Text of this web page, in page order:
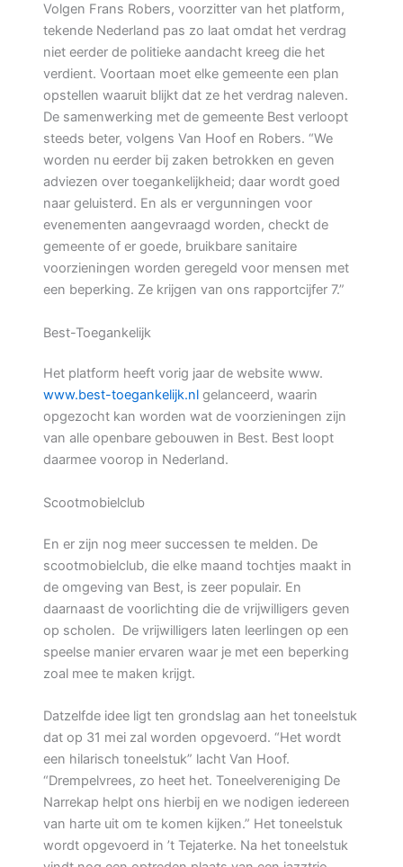
Volgen Frans Robers, voorzitter van het platform,
tekende Nederland pas zo laat omdat het verdrag
niet eerder de politieke aandacht kreeg die het
verdient. Voortaan moet elke gemeente een plan
opstellen waaruit blijkt dat ze het verdrag naleven.
De samenwerking met de gemeente Best verloopt
steeds beter, volgens Van Hoof en Robers. “We
worden nu eerder bij zaken betrokken en geven
adviezen over toegankelijkheid; daar wordt goed
naar geluisterd. En als er vergunningen voor
evenementen aangevraagd worden, checkt de
gemeente of er goede, bruikbare sanitaire
voorzieningen worden geregeld voor mensen met
een beperking. Ze krijgen van ons rapportcijfer 7.”
Best-Toegankelijk
Het platform heeft vorig jaar de website www.
www.best-toegankelijk.nl gelanceerd, waarin
opgezocht kan worden wat de voorzieningen zijn
van alle openbare gebouwen in Best. Best loopt
daarmee voorop in Nederland.
Scootmobielclub
En er zijn nog meer successen te melden. De
scootmobielclub, die elke maand tochtjes maakt in
de omgeving van Best, is zeer populair. En
daarnaast de voorlichting die de vrijwilligers geven
op scholen. De vrijwilligers laten leerlingen op een
speelse manier ervaren waar je met een beperking
zoal mee te maken krijgt.
Datzelfde idee ligt ten grondslag aan het toneelstuk
dat op 31 mei zal worden opgevoerd. “Het wordt
een hilarisch toneelstuk” lacht Van Hoof.
“Drempelvrees, zo heet het. Toneelvereniging De
Narrekap helpt ons hierbij en we nodigen iedereen
van harte uit om te komen kijken.” Het toneelstuk
wordt opgevoerd in ’t Tejaterke. Na het toneelstuk